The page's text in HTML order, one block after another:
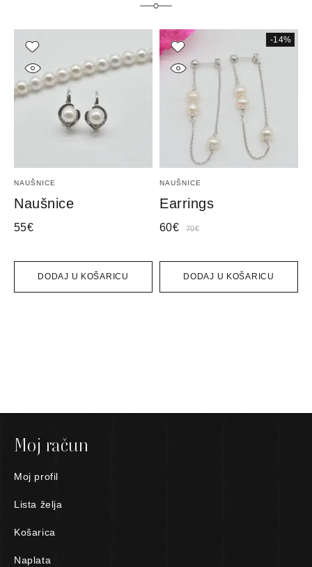
DODAJ U KOŠARICU
NAUŠNICE
Naušnice
55€
-14%
DODAJ U KOŠARICU
NAUŠNICE
Earrings
70€
60€
Moj račun
Moj profil
Lista želja
Košarica
Naplata